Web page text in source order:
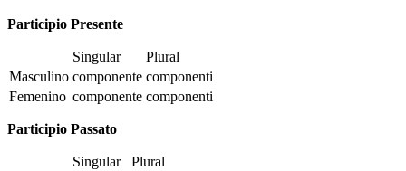
Participio Presente
Singular
Plural
Masculino componente componenti
Femenino componente componenti
Participio Passato
Singular
Plural